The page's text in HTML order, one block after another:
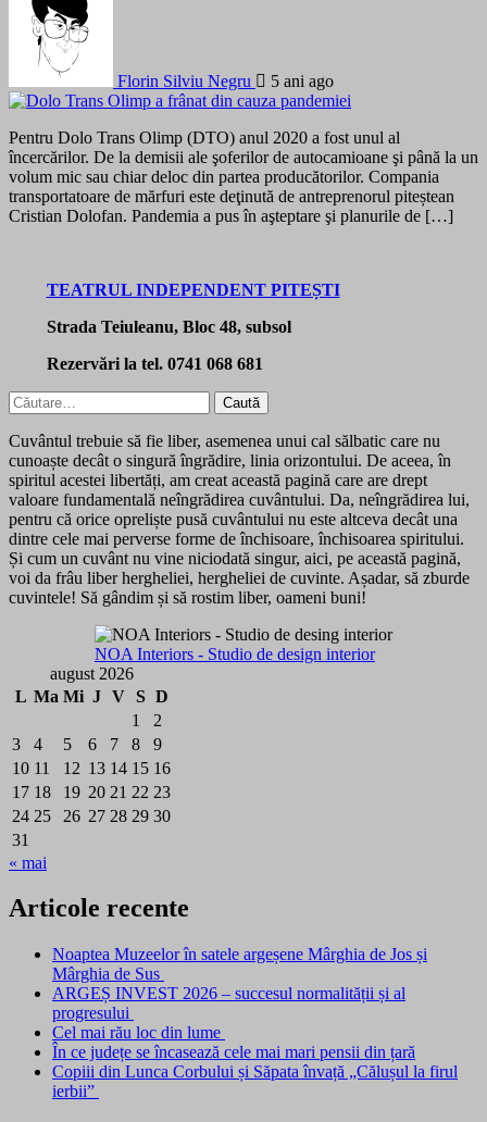
Florin Silviu Negru 5 ani ago
Pentru Dolo Trans Olimp (DTO) anul 2020 a fost unul al
încercărilor. De la demisii ale şoferilor de autocamioane şi până la un
volum mic sau chiar deloc din partea producătorilor. Compania
transportatoare de mărfuri este deţinută de antreprenorul piteștean
Cristian Dolofan. Pandemia a pus în aşteptare şi planurile de […]
TEATRUL INDEPENDENT PITEȘTI
Strada Teiuleanu, Bloc 48, subsol
Rezervări la tel. 0741 068 681
Caută
după:
Cuvântul trebuie să fie liber, asemenea unui cal sălbatic care nu
cunoaște decât o singură îngrădire, linia orizontului. De aceea, în
spiritul acestei libertăți, am creat această pagină care are drept
valoare fundamentală neîngrădirea cuvântului. Da, neîngrădirea lui,
pentru că orice opreliște pusă cuvântului nu este altceva decât una
dintre cele mai perverse forme de închisoare, închisoarea spiritului.
Și cum un cuvânt nu vine niciodată singur, aici, pe această pagină,
voi da frâu liber hergheliei, hergheliei de cuvinte. Așadar, să zburde
cuvintele! Să gândim și să rostim liber, oameni buni!
NOA Interiors - Studio de design interior
august 2026
L Ma Mi J V S D
1
2
3
4 5 6 7 8
9
10 11 12 13 14 15 16
17 18 19 20 21 22 23
24 25 26 27 28 29 30
31
« mai
Articole recente
Noaptea Muzeelor în satele argeșene Mârghia de Jos și
Mârghia de Sus
ARGEȘ INVEST 2026 – succesul normalității și al
progresului
Cel mai rău loc din lume
În ce județe se încasează cele mai mari pensii din țară
Copiii din Lunca Corbului și Săpata învață „Călușul la firul
ierbii”